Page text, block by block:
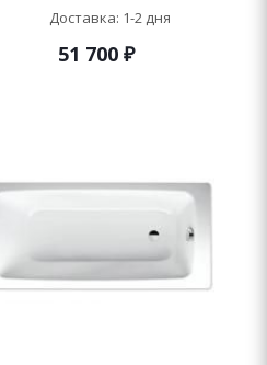
Доставка: 1-2 дня
51 700₽